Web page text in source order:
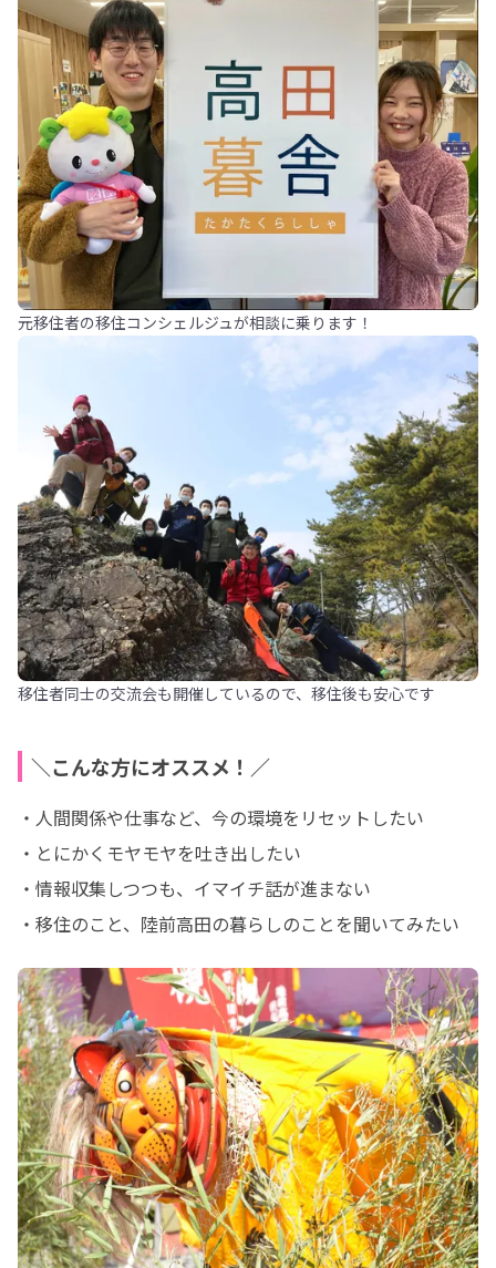
元移住者の移住コンシェルジュが相談に乗ります！
移住者同士の交流会も開催しているので、移住後も安心です
＼こんな方にオススメ！／
・人間関係や仕事など、今の環境をリセットしたい
・とにかくモヤモヤを吐き出したい
・情報収集しつつも、イマイチ話が進まない
・移住のこと、陸前高田の暮らしのことを聞いてみたい